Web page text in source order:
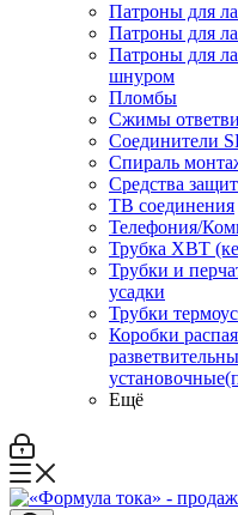
Патроны для
Патроны для
Патроны для
шнуром
Пломбы
Сжимы
Соединители
Спираль
Средства
ТВ соединения
Телефония/
Трубка ХВТ
Трубки и
усадки
Трубки
Коробки
Ещё